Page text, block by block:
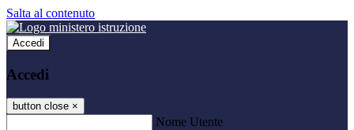
Salta al contenuto
Accedi
Accedi
button close ×
Nome Utente